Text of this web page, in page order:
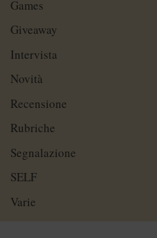
Games
Giveaway
Intervista
Novità
Recensione
Rubriche
Segnalazione
SELF
Varie